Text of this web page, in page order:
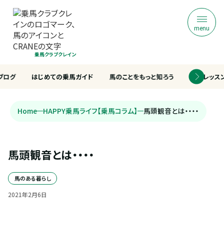
乗馬クラブクレイン
menu
はじめての乗馬ガイド 馬のことをもっと知ろう 乗馬レッス
ログ
Home HAPPY乗馬ライフ【乗馬コラム】 馬頭観音とは・・・・
馬頭観音とは・・・・
馬のある暮らし
2021年2月6日